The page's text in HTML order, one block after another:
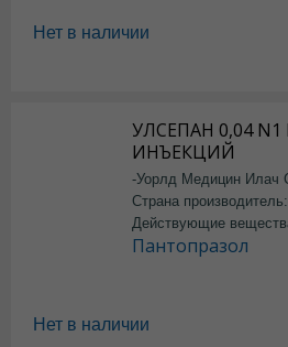
Нет в наличии
УЛСЕПАН 0,04
ИНЪЕКЦИЙ
-Уорлд Медицин Илач
Страна
Действующие
Пантопразол
Нет в наличии